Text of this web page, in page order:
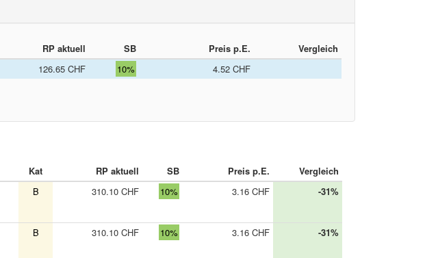
RP aktuell SB Preis p.E.
Vergleich
126.65 CHF 10% 4.52 CHF
Kat RP aktuell SB Preis p.E. Vergleich
B 310.10 CHF 10% 3.16 CHF -31%
B 310.10 CHF 10% 3.16 CHF -31%